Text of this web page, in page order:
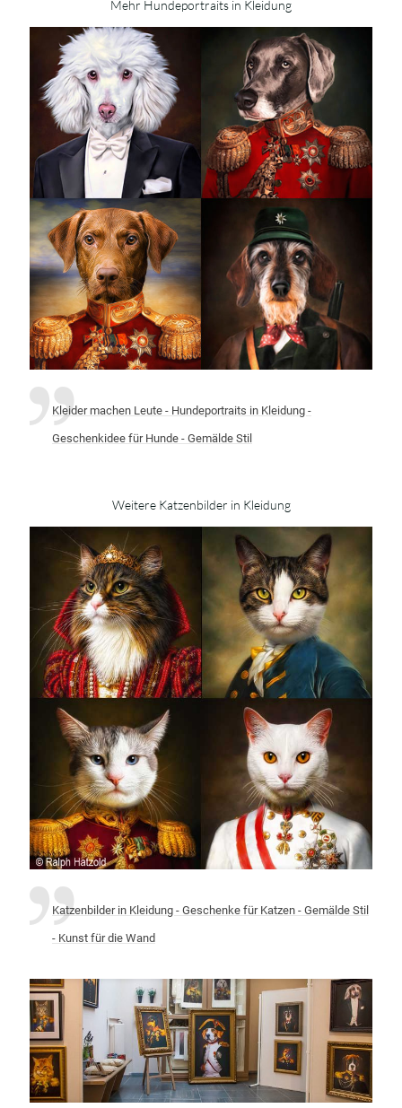
Mehr Hundeportraits in Kleidung
Kleider machen Leute - Hundeportraits in Kleidung -
Geschenkidee für Hunde - Gemälde Stil
Weitere Katzenbilder in Kleidung
Katzenbilder in Kleidung - Geschenke für Katzen - Gemälde Stil
- Kunst für die Wand